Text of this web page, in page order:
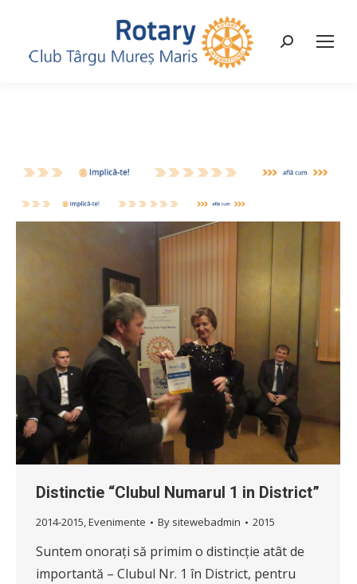
Search:
Distinctie “Clubul Numarul 1 in District”
2014-2015,Evenimente By sitewebadmin 2015
Suntem onorați să primim o distincție atât de
importantă – Clubul Nr. 1 în District, pentru